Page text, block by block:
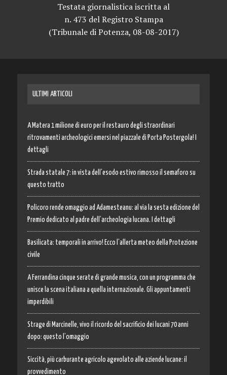
Testata giornalistica iscritta al
n. 473 del Registro Stampa
(Tribunale di Potenza, 08-08-2017)
ULTIMI ARTICOLI
A Matera 1 milione di euro per il restauro degli straordinari
ritrovamenti archeologici emersi nel piazzale di Porta Postergola! I
dettagli
Strada statale 7: in vista dell’esodo estivo rimosso il semaforo su
questo tratto
Policoro rende omaggio ad Adamesteanu: al via la sesta edizione del
Premio dedicato al padre dell’archeologia lucana. I dettagli
Basilicata: temporali in arrivo! Ecco l’allerta meteo della Protezione
civile
A Ferrandina cinque serate di grande musica, con un programma che
unisce la scena italiana a quella internazionale. Gli appuntamenti
imperdibili
Strage di Marcinelle, vivo il ricordo del sacrificio dei lucani 70 anni
dopo: questo l’omaggio
Siccità, più carburante agricolo agevolato alle aziende lucane: il
provvedimento